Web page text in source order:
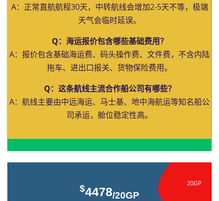
A：正常直航航程30天，中转航线会增加2-5天不等，极端
天气会临时延误。
Q：海运报价包含哪些基础费用？
A：报价包含基础海运费、码头操作费、文件费，不含内陆
拖车、进出口报关、货物保险费用。
Q：这条航线主流合作船公司有哪些？
A：航线主要由中远海运、马士基、地中海航运等知名船公
司承运，舱位稳定性高。
20GP
$4478/20GP